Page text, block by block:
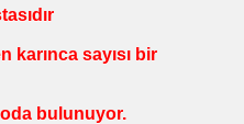
karınca sayısı bir
bulunuyor.